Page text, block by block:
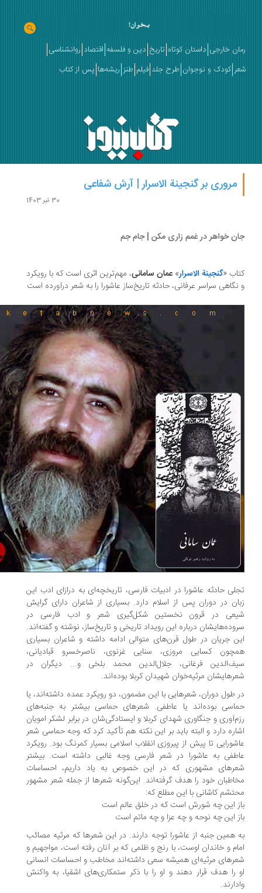
خارجی داستان کوتاه تاریخ دین و فلسفه اقتصاد روانشناسی
کودک و نوجوان طرح جلد فیلم طنز ریشه‌ها پس از کتاب
مروری بر گنجینة الاسرار | آرش شفاعی
خواهر در غمم زاری مکن | جام جم
گنجینة الاسرار »عمان سامانی ، مهم‌ترین اثری است که با رویکرد
سراسر عرفانی، حادثه تاریخ‌ساز عاشورا را به شعر درآورده است
حادثه عاشورا در ادبیات فارسی، تاریخچه‌ای به درازای ادب این
در دوران پس از اسلام دارد. بسیاری از شاعران دارای گرایش
در قرون نخستین شکل‌گیری شعر و ادب فارسی در
درباره این رویداد تاریخی و تاریخ‌ساز، نوشته و گفته‌اند.
جریان در طول قرن‌های متوالی ادامه داشته و شاعران بسیاری
کسایی مروزی، سنایی غزنوی، ناصرخسرو قبادیانی،
فرغانی، جلال‌الدین محمد بلخی و... دیگران در
مرثیه‌خوان شهیدان کربلا بوده‌اند.
طول دوران، شعرهایی با این مضمون، دو رویکرد عمده داشته‌اند، یا
بوده‌اند یا عاطفی. شعرهای حماسی بیشتر به جنبه‌های
و جنگاوری شهدای کربلا و ایستادگی‌شان در برابر لشکر امویان
دارد و البته باید بر این نکته هم تأکید کرد که وجه حماسی شعر
تا پیش از پیروزی انقلاب اسلامی‌ بسیار کمرنگ بود. رویکرد
به عاشورا در شعر فارسی وجه غالبی داشته است. بیشتر
مشهوری که در این خصوص به یاد داریم، احساسات
خود را هدف گرفته‌اند. این‌گونه شعرها از جمله شعر مشهور
کاشانی با این مطلع که:
این چه شورش است که در خلق عالم است
این چه نوحه و چه عزا و چه ماتم است
همین جنبه از عاشورا توجه دارند. در این شعرها که مرثیه مصائب
و خاندان اوست، با رنج و ظلمی‌ که بر آنان رفته است، مواجهیم و
مرثیه‌ای همیشه سعی داشته‌اند مخاطب و احساسات انسانی
را هدف قرار دهند و او را با ذکر ستمکاری‌های اشقیا، به واکنش